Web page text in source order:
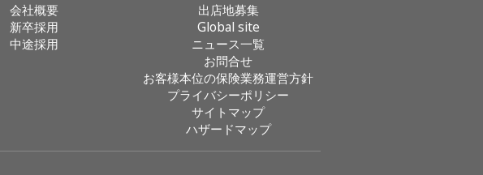
会社概要
新卒採用
中途採用
出店地募集
Global site
ニュース一覧
お問合せ
お客様本位の保険業務運営方針
プライバシーポリシー
サイトマップ
ハザードマップ